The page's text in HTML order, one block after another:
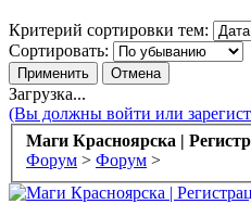
Критерий сортировки тем:
Сортировать:
Загрузка...
(Вы должны войти или
Маги Красноярска |
Форум > Форум >